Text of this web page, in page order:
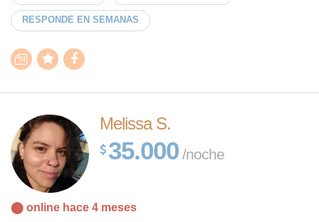
RESPONDE EN SEMANAS
Melissa S.
35.000 /noche
⬤ online hace 4 meses